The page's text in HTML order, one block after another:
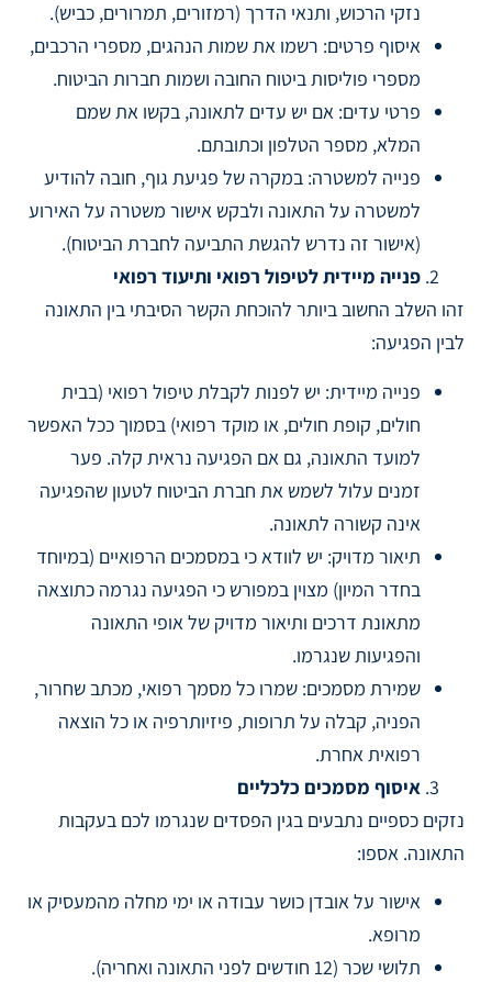
נזקי הרכוש, ותנאי הדרך (רמזורים, תמרורים, כביש).
איסוף פרטים: רשמו את שמות הנהגים, מספרי הרכבים,
מספרי פוליסות ביטוח החובה ושמות חברות הביטוח.
פרטי עדים: אם יש עדים לתאונה, בקשו את שמם
המלא, מספר הטלפון וכתובתם.
פנייה למשטרה: במקרה של פגיעת גוף, חובה להודיע
למשטרה על התאונה ולבקש אישור משטרה על האירוע
(אישור זה נדרש להגשת התביעה לחברת הביטוח).
פנייה מיידית לטיפול רפואי ותיעוד רפואי
זהו השלב החשוב ביותר להוכחת הקשר הסיבתי בין התאונה
לבין הפגיעה:
פנייה מיידית: יש לפנות לקבלת טיפול רפואי (בבית
חולים, קופת חולים, או מוקד רפואי) בסמוך ככל האפשר
למועד התאונה, גם אם הפגיעה נראית קלה. פער
זמנים עלול לשמש את חברת הביטוח לטעון שהפגיעה
אינה קשורה לתאונה.
תיאור מדויק: יש לוודא כי במסמכים הרפואיים (במיוחד
בחדר המיון) מצוין במפורש כי הפגיעה נגרמה כתוצאה
מתאונת דרכים ותיאור מדויק של אופי התאונה
והפגיעות שנגרמו.
שמירת מסמכים: שמרו כל מסמך רפואי, מכתב שחרור,
הפניה, קבלה על תרופות, פיזיותרפיה או כל הוצאה
רפואית אחרת.
איסוף מסמכים כלכליים
נזקים כספיים נתבעים בגין הפסדים שנגרמו לכם בעקבות
התאונה. אספו:
אישור על אובדן כושר עבודה או ימי מחלה מהמעסיק או
מרופא.
תלושי שכר (12 חודשים לפני התאונה ואחריה).